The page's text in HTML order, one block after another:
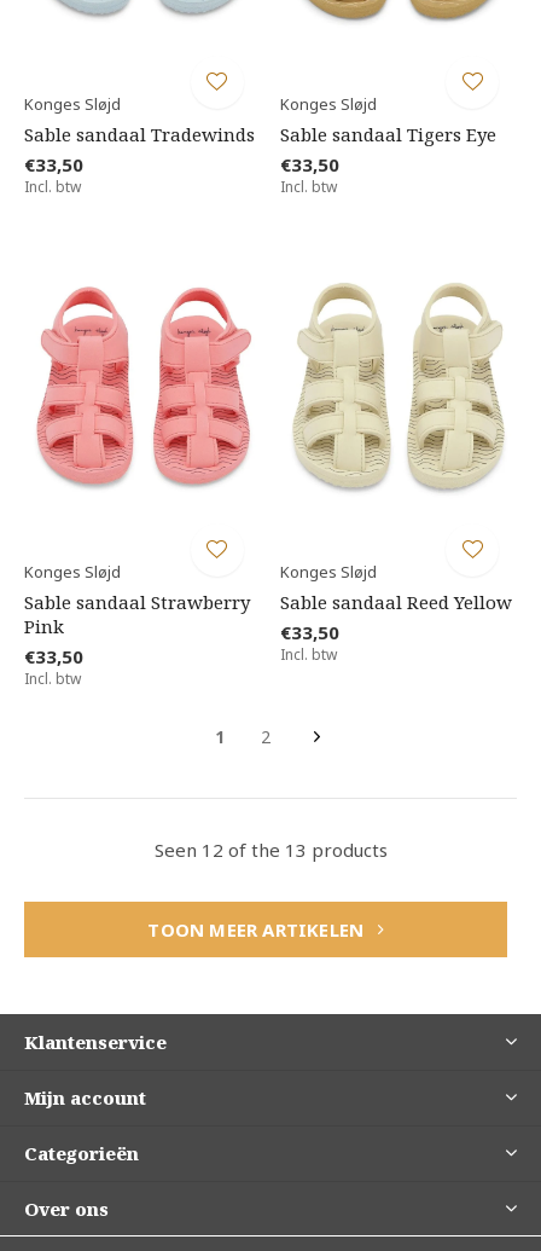
Konges Sløjd
Sable sandaal Tradewinds
€33,50
Incl. btw
Konges Sløjd
Sable sandaal Tigers Eye
€33,50
Incl. btw
Konges Sløjd
Sable sandaal Strawberry
Pink
€33,50
Incl. btw
Konges Sløjd
Sable sandaal Reed Yellow
€33,50
Incl. btw
1 2
Seen 12 of the 13 products
TOON MEER ARTIKELEN
Klantenservice
Mijn account
Categorieën
Over ons